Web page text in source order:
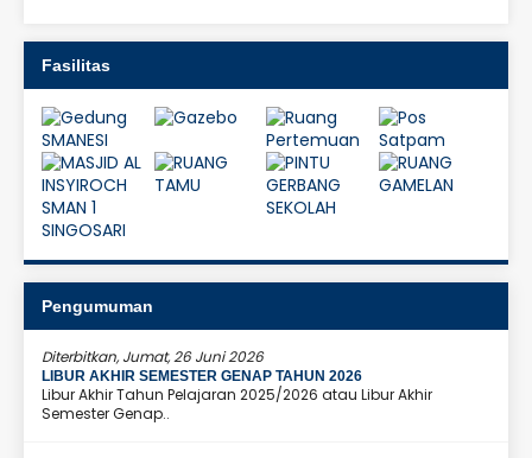
Fasilitas
Pengumuman
Diterbitkan, Jumat, 26 Juni 2026
LIBUR AKHIR SEMESTER GENAP TAHUN 2026
Libur Akhir Tahun Pelajaran 2025/2026 atau Libur Akhir
Semester Genap..